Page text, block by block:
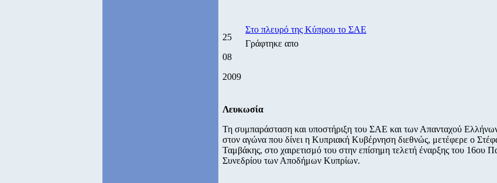
25
08
2009
Στο πλευρό της Κύπρου το ΣΑΕ
Γράφτηκε απο
Λευκωσία
Τη συμπαράσταση και υποστήριξη του ΣΑΕ και των Απανταχού
στον αγώνα που δίνει η Κυπριακή Κυβέρνηση διεθνώς, μετέφερε ο
Ταμβάκης, στο χαιρετισμό του στην επίσημη τελετή έναρξης του 16ου
Συνεδρίου των Αποδήμων Κυπρίων.